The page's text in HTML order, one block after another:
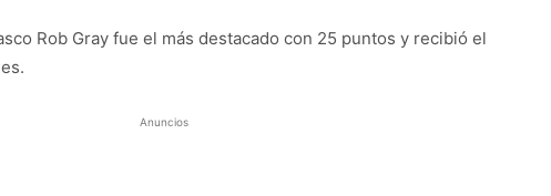
Rob Gray fue el más destacado con 25 puntos y recibió el
Anuncios